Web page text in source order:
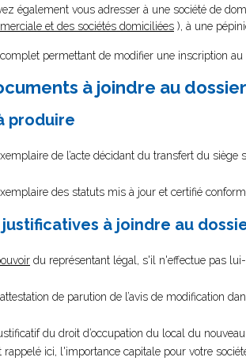
également vous adresser à une société de
et des sociétés domiciliées ), à une
complet permettant de modifier une inscription
à joindre au
produire
de l’acte décidant du transfert du
des statuts mis à jour et certifié
justificatives à joindre au
du représentant légal, s'il n'effectue pas
de parution de l’avis de modification
du droit d’occupation du local du
rappelé ici, l'importance capitale pour votre